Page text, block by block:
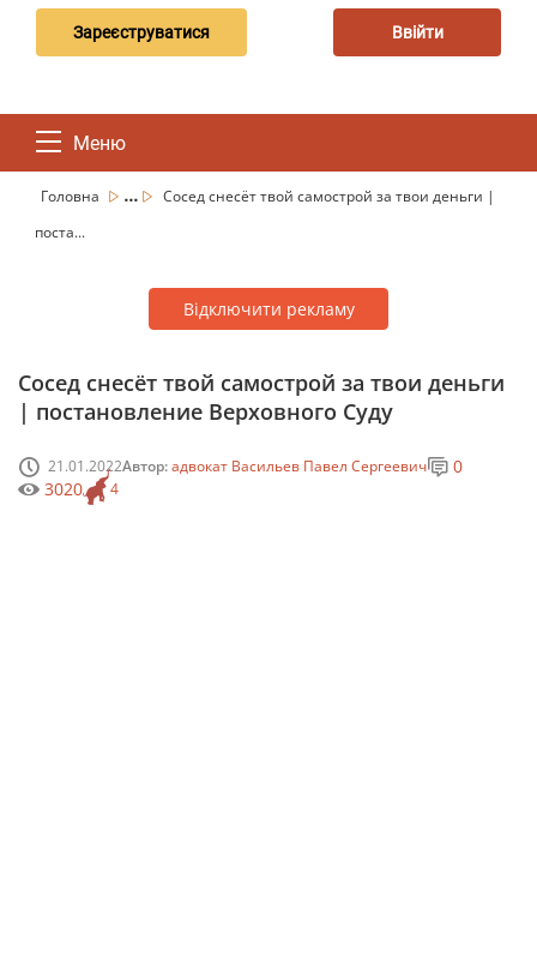
Зареєструватися Ввійти
Меню
Головна ...
Сосед снесёт твой самострой за твои деньги |
поста...
Відключити рекламу
Сосед снесёт твой самострой за твои деньги
| постановление Верховного Суду
21.01.2022Автор:адвокат Васильев Павел Сергеевич
4
0
3020